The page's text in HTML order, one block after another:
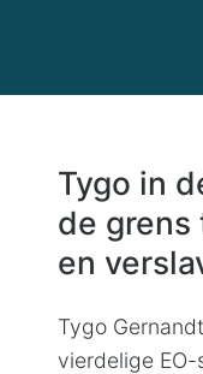
Tygo in
de grens
en
Tygo
vierdelige